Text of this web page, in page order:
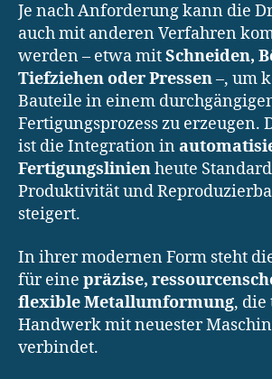
Je nach Anforderung kann die
auch mit anderen Verfahren
werden – etwa mitSchneiden,
Tiefziehen oder Pressen–, um
Bauteile in einem
Fertigungsprozess zu erzeugen.
ist die Integration in
Fertigungslinienheute
Produktivität und
steigert.
In ihrer modernen Form steht
für eine präzise,
flexible Metallumformung,
Handwerk mit neuester
verbindet.